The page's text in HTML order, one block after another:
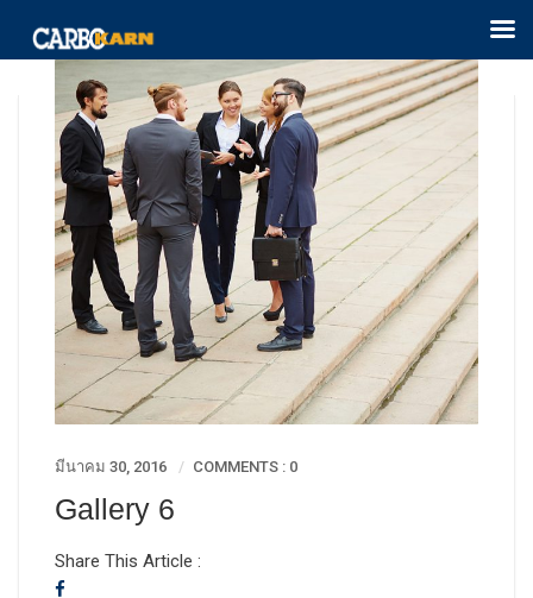
มีนาคม 30, 2016 COMMENTS : 0
Gallery 6
Share This Article :